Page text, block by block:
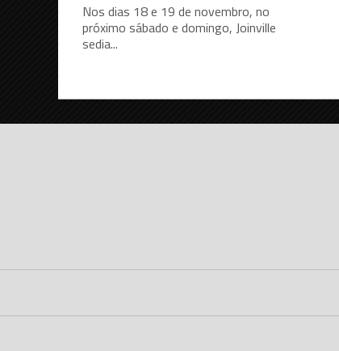
Nos dias 18 e 19 de novembro, no
próximo sábado e domingo, Joinville
sedia...